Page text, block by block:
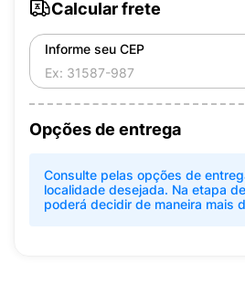
Calcular frete
Informe seu CEP
Opções de entrega
Consulte pelas opções de
localidade desejada. Na etapa
poderá decidir de maneira mais